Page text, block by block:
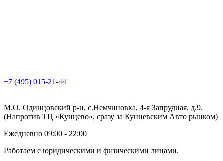
+7 (495) 015-21-44
М.О. Одинцовский р-н, с.Немчиновка, 4-я Запрудная, д.9.
(Напротив ТЦ «Кунцево», сразу за Кунцевским Авто рынком)
Ежедневно 09:00 - 22:00
Работаем с юридическими и физическими лицами.